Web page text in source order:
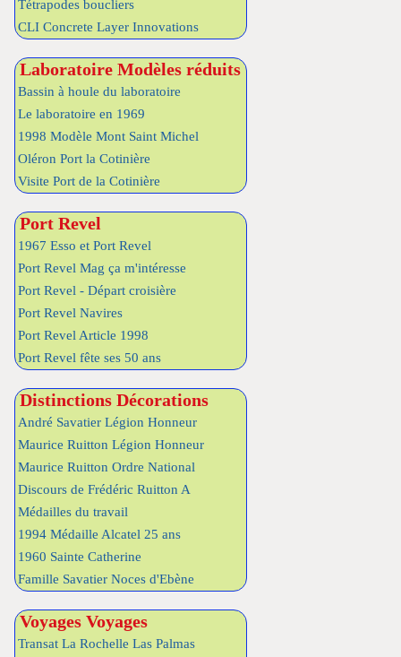
Tétrapodes boucliers
CLI Concrete Layer Innovations
Laboratoire Modèles réduits
Bassin à houle du laboratoire
Le laboratoire en 1969
1998 Modèle Mont Saint Michel
Oléron Port la Cotinière
Visite Port de la Cotinière
Port Revel
1967 Esso et Port Revel
Port Revel Mag ça m'intéresse
Port Revel - Départ croisière
Port Revel Navires
Port Revel Article 1998
Port Revel fête ses 50 ans
Distinctions Décorations
André Savatier Légion Honneur
Maurice Ruitton Légion Honneur
Maurice Ruitton Ordre National
Discours de Frédéric Ruitton A
Médailles du travail
1994 Médaille Alcatel 25 ans
1960 Sainte Catherine
Famille Savatier Noces d'Ebène
Voyages Voyages
Transat La Rochelle Las Palmas